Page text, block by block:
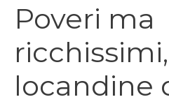
Poveri ma
locandine